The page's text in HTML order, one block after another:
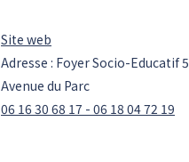
Site web
Adresse : Foyer Socio-Educatif 5
Avenue du Parc
06 16 30 68 17 - 06 18 04 72 19